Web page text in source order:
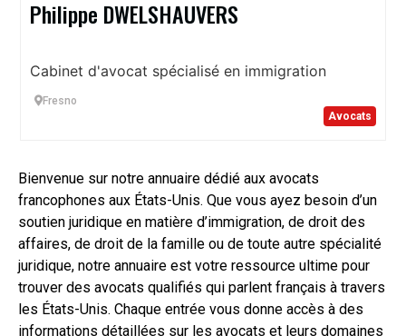
Philippe DWELSHAUVERS
Cabinet d'avocat spécialisé en immigration
Fresno
Avocats
Bienvenue sur notre annuaire dédié aux avocats
francophones aux États-Unis. Que vous ayez besoin d’un
soutien juridique en matière d’immigration, de droit des
affaires, de droit de la famille ou de toute autre spécialité
juridique, notre annuaire est votre ressource ultime pour
trouver des avocats qualifiés qui parlent français à travers
les États-Unis. Chaque entrée vous donne accès à des
informations détaillées sur les avocats et leurs domaines